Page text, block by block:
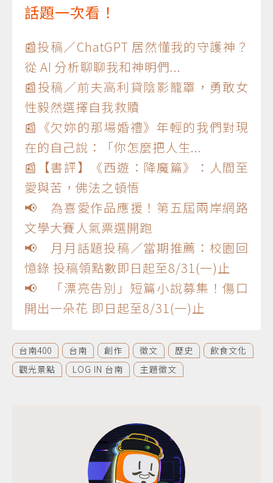
話題一次看！
📰投稿／ChatGPT 居然懂我的守護神？
從 AI 分析聊聊我和神明們...
📰投稿／前夫高利貸陰影籠罩，勇敢女
性毅然選擇自我救贖
📰《欠妳的那場婚禮》年輕的我們對現
在的自己說：「你怎麼把人生...
📰【書評】《西遊：降魔篇》：人間至
愛與苦，佛法之頓悟
📢 為喜愛作品應援！第五屆兩岸網路
文學大賽人氣票選開跑
📢 月月話題投稿／當期推薦：校園回
憶錄 投稿領點數即日起至8/31(一)止
📢 「漂亮告別」短篇小說募集！傷口
開出一朵花 即日起至8/31(一)止
台南400 台南 創作 徵文 歷史
飲食文化
觀光景點
LOG IN 台南 主題徵文